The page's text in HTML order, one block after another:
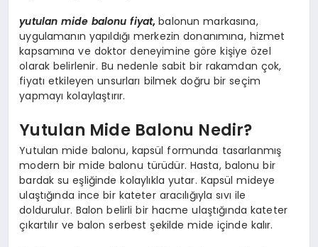
yutulan mide balonu fiyat,balonun markasına,
uygulamanın yapıldığı merkezin donanımına, hizmet
kapsamına ve doktor deneyimine göre kişiye özel
olarak belirlenir. Bu nedenle sabit bir rakamdan çok,
fiyatı etkileyen unsurları bilmek doğru bir seçim
yapmayı kolaylaştırır.
Yutulan Mide Balonu Nedir?
Yutulan mide balonu, kapsül formunda tasarlanmış
modern bir mide balonu türüdür. Hasta, balonu bir
bardak su eşliğinde kolaylıkla yutar. Kapsül mideye
ulaştığında ince bir kateter aracılığıyla sıvı ile
doldurulur. Balon belirli bir hacme ulaştığında kateter
çıkartılır ve balon serbest şekilde mide içinde kalır.